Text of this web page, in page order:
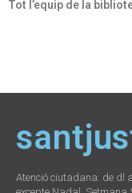
Tot l’equip de la
Atenció ciutadana: de dl